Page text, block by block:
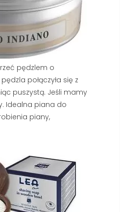
pędzlem o
połączyła się z
puszystą. Jeśli mamy
Idealna piana do
piany,